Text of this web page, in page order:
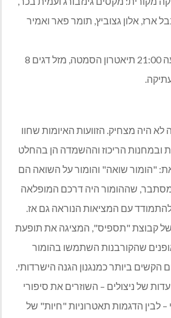
ארז, אלון גצוביץ, תומר פאר ואמיר
יום ראשון 20.3.22 בשעה 21:00 תיאטרון הסמטה, מזל דגים 8
היה מצחיק. הזוועות האיומות שחוו
ובמחנות הריכוז וההשמדה הן בהחלט
"הומור שואה" והומור על השואה הם
ומסתבר, שההומור היה דרכם המופלאה
עם המציאות הנוראה גם אז.
של קבוצת "תספיס", המציגה את תופעת
שהקורבנות השתמשו בהומור
הקשים ביותר כמנגנון הגנה הישרדותי.
של ניצולים – השוזרים את סיפורי
– לבין הדגמות תאטרוניות "חיות" של